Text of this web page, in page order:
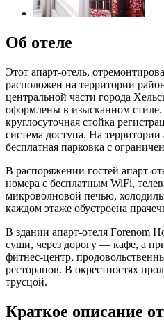
Об отеле
Этот апарт-отель,
расположен на территории
центральной части города
оформлены в изысканном стиле.
круглосуточная стойка
система доступа. На территории
бесплатная парковка с
В распоряжении гостей апарт-
номера с бесплатным WiFi,
микроволновой печью,
каждом этаже обустроена
В здании апарт-отеля Forenom
суши, через дорогу — кафе, а
фитнес-центр,
ресторанов. В окрестностях
трусцой.
Краткое описание